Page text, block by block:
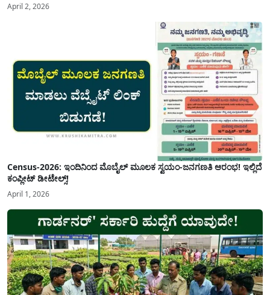
April 2, 2026
Census-2026: ಇಂದಿನಿಂದ ಮೊಬೈಲ್ ಮೂಲಕ ಸ್ವಯಂ-ಜನಗಣತಿ ಆರಂಭ! ಇಲ್ಲಿದೆ
ಕಂಪ್ಲೀಟ್ ಡೀಟೇಲ್ಸ್!
April 1, 2026